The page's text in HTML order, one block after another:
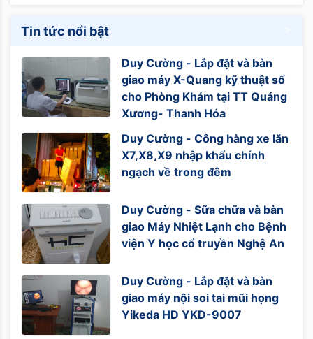
Tin tức nổi bật
Duy Cường - Lắp đặt và bàn
giao máy X-Quang kỹ thuật số
cho Phòng Khám tại TT Quảng
Xương- Thanh Hóa
Duy Cường - Công hàng xe lăn
X7,X8,X9 nhập khẩu chính
ngạch về trong đêm
Duy Cường - Sữa chữa và bàn
giao Máy Nhiệt Lạnh cho Bệnh
viện Y học cổ truyền Nghệ An
Duy Cường - Lắp đặt và bàn
giao máy nội soi tai mũi họng
Yikeda HD YKD-9007